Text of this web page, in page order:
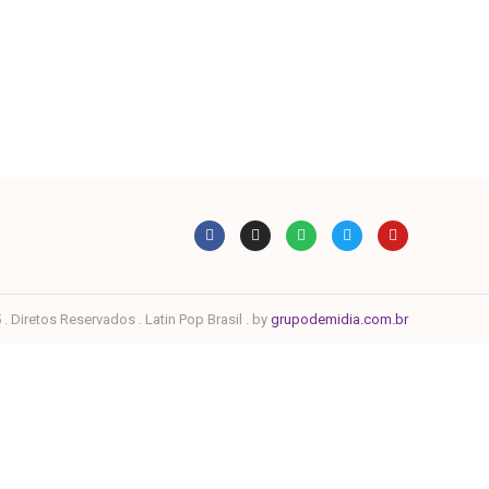
. Diretos Reservados . Latin Pop Brasil . by grupodemidia.com.br